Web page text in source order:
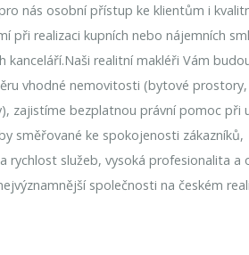
nás osobní přístup ke klientům i
při realizaci kupních nebo nájemních
kanceláří.Naši realitní makléři Vám
vhodné nemovitosti (bytové
zajistíme bezplatnou právní pomoc při
směřované ke spokojenosti zákazníků,
rychlost služeb, vysoká profesionalita a
společnosti na českém